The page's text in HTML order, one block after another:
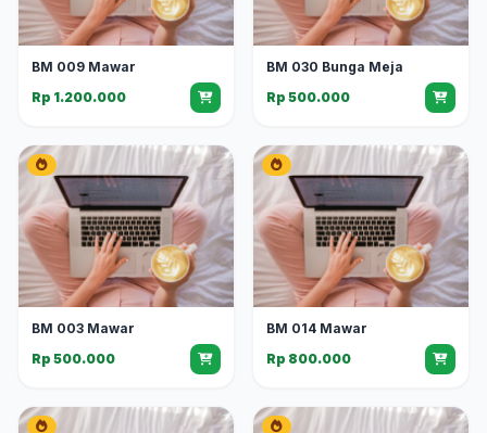
BM 009 Mawar
Rp 1.200.000
BM 030 Bunga Meja
Rp 500.000
BM 003 Mawar
Rp 500.000
BM 014 Mawar
Rp 800.000